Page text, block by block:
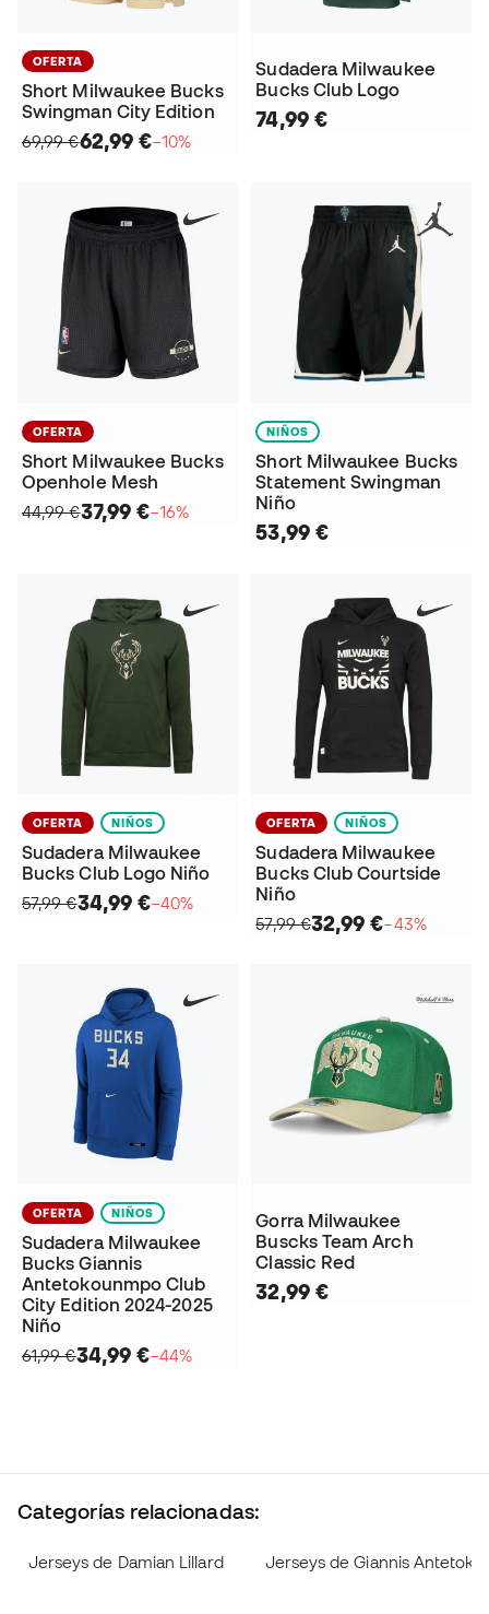
OFERTA
Short Milwaukee Bucks
Swingman City Edition
69,99 €62,99 €−10%
Sudadera Milwaukee
Bucks Club Logo
74,99 €
OFERTA
Short Milwaukee Bucks
Openhole Mesh
44,99 €37,99 €−16%
NIÑOS
Short Milwaukee Bucks
Statement Swingman
Niño
53,99 €
OFERTA NIÑOS
Sudadera Milwaukee
Bucks Club Logo Niño
57,99 €34,99 €−40%
OFERTA NIÑOS
Sudadera Milwaukee
Bucks Club Courtside
Niño
57,99 €32,99 €−43%
OFERTA NIÑOS
Sudadera Milwaukee
Bucks Giannis
Antetokounmpo Club
City Edition 2024-2025
Niño
61,99 €34,99 €−44%
Gorra Milwaukee
Buscks Team Arch
Classic Red
32,99 €
Categorías relacionadas:
Jerseys de Damian Lillard Jerseys de Giannis